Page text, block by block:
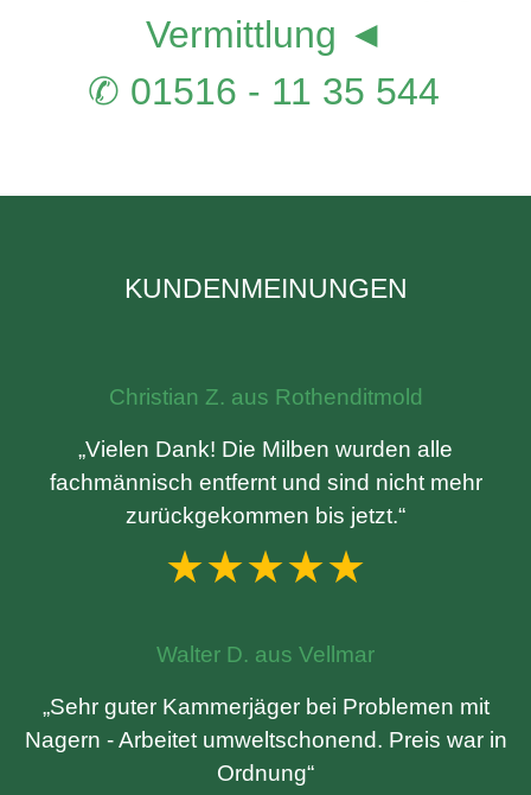
Vermittlung ◄
✆ 01516 - 11 35 544
KUNDENMEINUNGEN
Christian Z. aus Rothenditmold
„Vielen Dank! Die Milben wurden alle
fachmännisch entfernt und sind nicht mehr
zurückgekommen bis jetzt.“
★★★★★
Walter D. aus Vellmar
„Sehr guter Kammerjäger bei Problemen mit
Nagern - Arbeitet umweltschonend. Preis war in
Ordnung“